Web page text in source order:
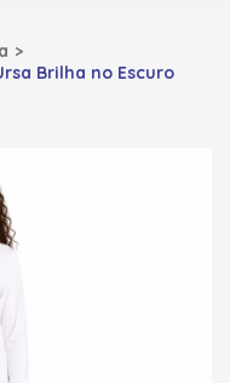
Brilha no Escuro